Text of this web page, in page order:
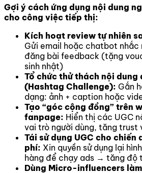
Gợi ý cách ứng dụng nội dung
cho công việc tiếp thị:
Kích hoạt review tự nhiên
Gửi email hoặc chatbot nhắc
đăng bài feedback (tặng
sinh nhật)
Tổ chức thử thách nội dung
(Hashtag Challenge): Gắn
dạng: ảnh + caption hoặc
Tạo “góc cộng đồng” trên
fanpage: Hiển thị các UGC
vai trò người dùng, tăng trust
Tái sử dụng UGC cho
phí: Xin quyền sử dụng lại
hàng để chạy ads → tăng độ
Dùng Micro-influencers